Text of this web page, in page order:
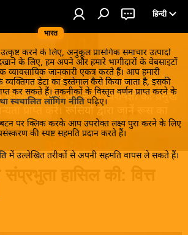
भारत
हिन्दी
उत्कृष्ट करने के लिए, अनुकूल प्रासंगिक समाचार उत्पादों
के लिए, हम अपने और हमारे भागीदारों के वेबसाइटों
जानकारी एकत्र करते हैं। आप हमारी
डेटा का इस्तेमाल कैसे किया जाता है, इसकी
कर सकते हैं। तकनीकों के विस्तृत वर्णन प्राप्त करने के
स्वचालित लॉगिंग नीति पढ़िए।
पर क्लिक करके आप उपरोक्त लक्ष्य पुरा करने के लिए
की स्पष्ट सहमति प्रदान करते हैं।
में उल्लेखित तरीकों से अपनी सहमति वापस ले सकते हैं।
जानें! सबसे रोचक आंतरिक मामलों के
स्टोरीस और रूसी विशेषज्ञों की प्रमुख
प्राप्त करें। रूसियों द्वारा जानें रूस का
हासिल की: वित्त